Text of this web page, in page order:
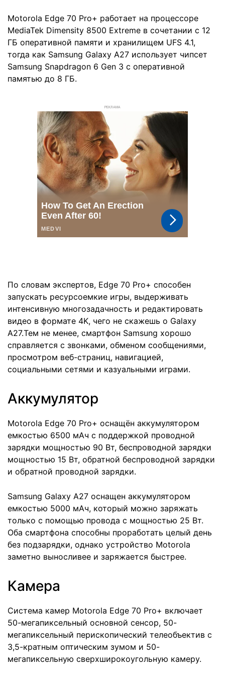
Motorola Edge 70 Pro+ работает на процессоре
MediaTek Dimensity 8500 Extreme в сочетании с 12
ГБ оперативной памяти и хранилищем UFS 4.1,
тогда как Samsung Galaxy A27 использует чипсет
Samsung Snapdragon 6 Gen 3 с оперативной
памятью до 8 ГБ.
РЕКЛАМА
По словам экспертов, Edge 70 Pro+ способен
запускать ресурсоемкие игры, выдерживать
интенсивную многозадачность и редактировать
видео в формате 4K, чего не скажешь о Galaxy
A27.Тем не менее, смартфон Samsung хорошо
справляется с звонками, обменом сообщениями,
просмотром веб-страниц, навигацией,
социальными сетями и казуальными играми.
Аккумулятор
Motorola Edge 70 Pro+ оснащён аккумулятором
емкостью 6500 мАч с поддержкой проводной
зарядки мощностью 90 Вт, беспроводной зарядки
мощностью 15 Вт, обратной беспроводной зарядки
и обратной проводной зарядки.
Samsung Galaxy A27 оснащен аккумулятором
емкостью 5000 мАч, который можно заряжать
только с помощью провода с мощностью 25 Вт.
Оба смартфона способны проработать целый день
без подзарядки, однако устройство Motorola
заметно выносливее и заряжается быстрее.
Камера
Система камер Motorola Edge 70 Pro+ включает
50-мегапиксельный основной сенсор, 50-
мегапиксельный перископический телеобъектив с
3,5-кратным оптическим зумом и 50-
мегапиксельную сверхширокоугольную камеру.